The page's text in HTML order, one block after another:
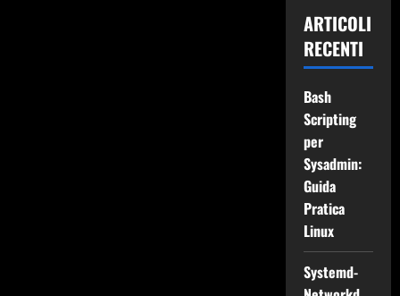
ARTICOLI
RECENTI
Bash
Scripting
per
Sysadmin:
Guida
Pratica
Linux
Systemd-